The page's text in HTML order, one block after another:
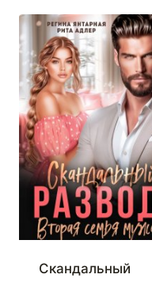
Скандальный